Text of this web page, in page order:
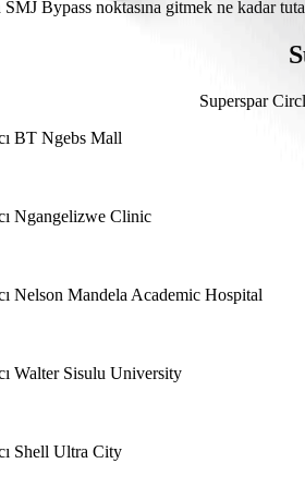
SMJ Bypass noktasına
Bypass noktasına gitmek ne kadar
noktasından SMJ Bypass noktasına
Superspar
BT Ngebs Mall
Ngangelizwe Clinic
Nelson Mandela Academic Hospital
Walter Sisulu University
Shell Ultra City